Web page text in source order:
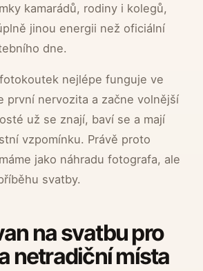
kamarádů, rodiny i kolegů,
jinou energii než oficiální
dne.
nejlépe funguje ve
první nervozita a začne volnější
už se znají, baví se a mají
vzpomínku. Právě proto
jako náhradu fotografa, ale
svatby.
na svatbu pro
netradiční místa